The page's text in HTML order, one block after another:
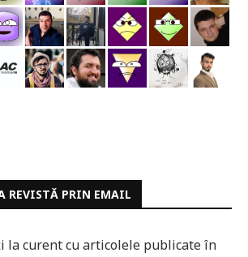
REVISTĂ PRIN EMAIL
la curent cu articolele publicate în